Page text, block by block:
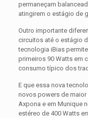
permaneçam
atingirem o estágio de
Outro importante
circuitos até o estágio
tecnologia iBias
primeiros 90 Watts em
consumo típico dos
E que essa nova
novos powers de
Axpona e em Munique
estéreo de 400 Watts